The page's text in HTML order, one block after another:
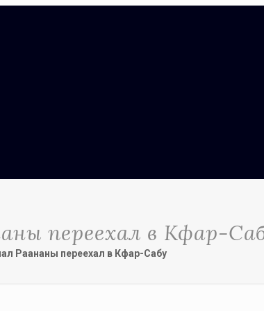
переехал в Кфар-
Раананы переехал в Кфар-Сабу